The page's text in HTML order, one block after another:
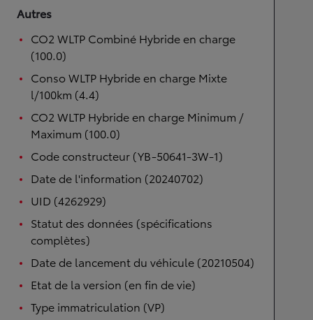
Autres
CO2 WLTP Combiné Hybride en charge
(100.0)
Conso WLTP Hybride en charge Mixte
l/100km (4.4)
CO2 WLTP Hybride en charge Minimum /
Maximum (100.0)
Code constructeur (YB-50641-3W-1)
Date de l'information (20240702)
UID (4262929)
Statut des données (spécifications
complètes)
Date de lancement du véhicule (20210504)
Etat de la version (en fin de vie)
Type immatriculation (VP)